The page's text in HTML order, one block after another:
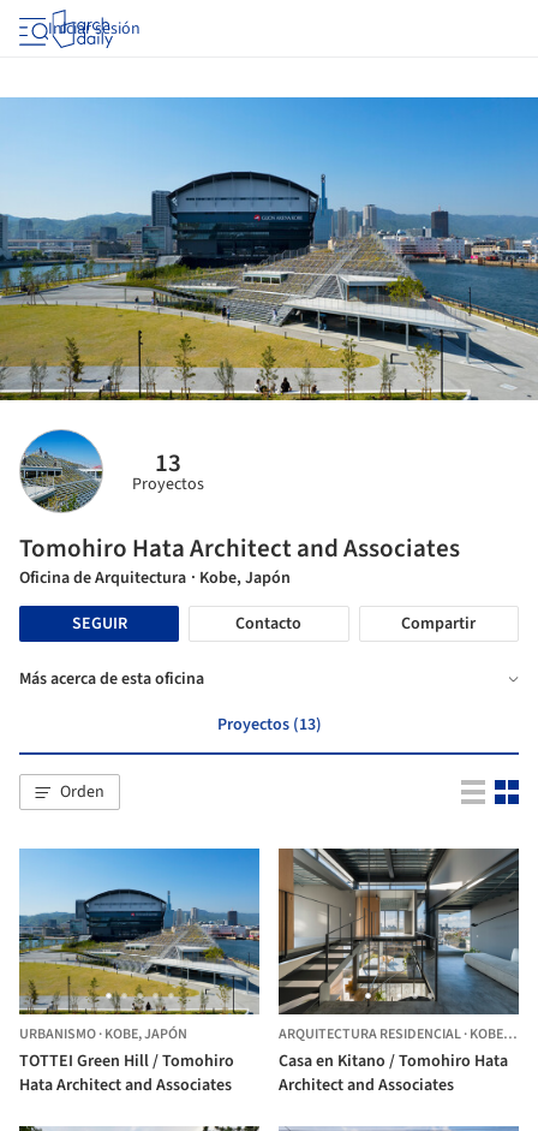
Iniciar sesión
13
Proyectos
Tomohiro Hata Architect and Associates
Oficina de Arquitectura · Kobe, Japón
SEGUIR
Contacto Compartir
Más acerca de esta oficina
Proyectos (13)
Orden
URBANISMO·KOBE,JAPÓN
TOTTEI Green Hill / Tomohiro
Hata Architect and Associates
ARQUITECTURA RESIDENCIAL·KOBE,
Casa en Kitano / Tomohiro Hata
Architect and Associates